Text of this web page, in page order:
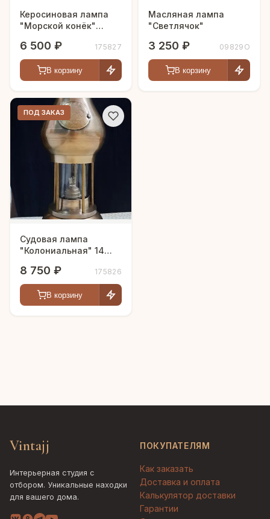
Керосиновая лампа
"Морской конёк"
6 500 ₽ 175827
В корзину
Масляная лампа
"Светлячок"
3 250 ₽ 09829O
В корзину
ПОД ЗАКАЗ
Судовая лампа
"Колониальная" 14
8 750 ₽ 175826
В корзину
Vintajj
Интерьерная студия с
отбором. Уникальные находки
для вашего дома.
ПОКУПАТЕЛЯМ
Как заказать
Доставка и оплата
Калькулятор доставки
Гарантии